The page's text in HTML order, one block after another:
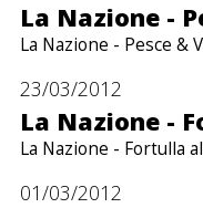
La Nazione -
La Nazione - Pesce &
23/03/2012
La Nazione -
La Nazione - Fortulla
01/03/2012